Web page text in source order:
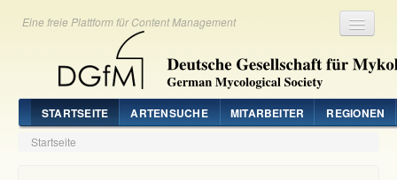
Eine freie Plattform für Content Management
STARTSEITE ARTENSUCHE MITARBEITER REGIONEN
Startseite